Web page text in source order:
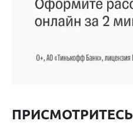
ПРИСМОТРИТЕСЬ